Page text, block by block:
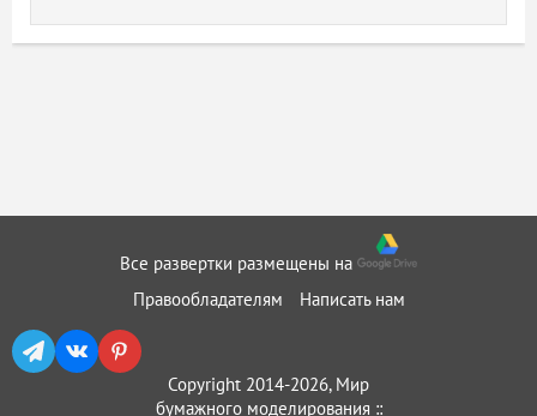
Все развертки размещены на
Правообладателям
Написать нам
Copyright 2014-2026, Мир
бумажного моделирования ::